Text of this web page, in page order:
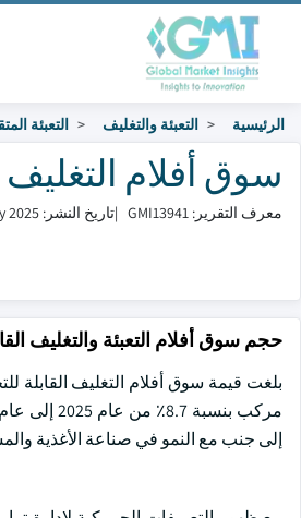
الرئيسية التعبئة والتغليف التعبئة
سوق أفلام التغليف
معرف التقرير: GMI13941 |تاريخ النشر: May 2025
حجم سوق أفلام التعبئة والتغليف
إلى جنب مع النمو في صناعة الأغذية